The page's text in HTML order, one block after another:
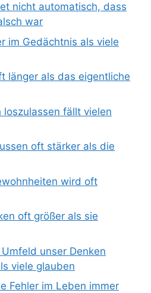
nicht automatisch, dass
war
im Gedächtnis als viele
länger als das eigentliche
loszulassen fällt vielen
oft stärker als die
wird oft
oft größer als sie
unser Denken
viele glauben
Fehler im Leben immer